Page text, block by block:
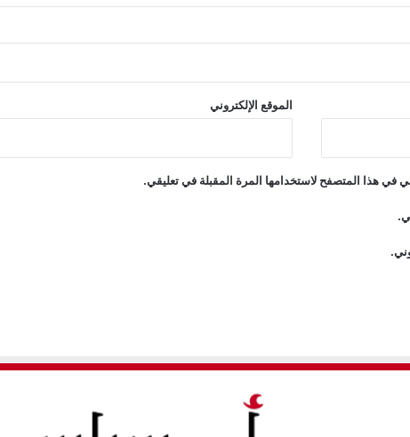
الموقع الإلكتروني
في هذا المتصفح لاستخدامها المرة المقبلة في تعليقي.